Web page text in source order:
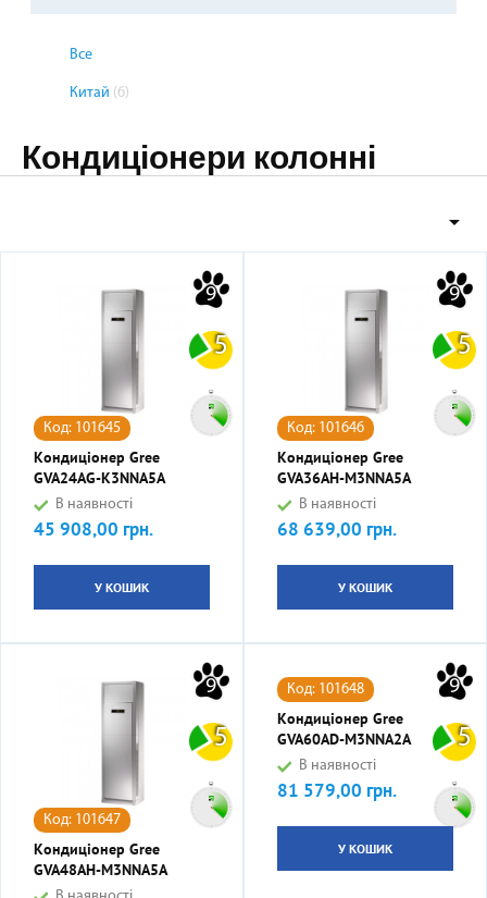
Все
Китай (6)
Кондиціонери колонні

9
5
Код: 101645
Кондиціонер Gree
GVA24AG-K3NNA5A
В наявності
Ціна
45 908,00 грн.
У КОШИК
9
5
Код: 101646
Кондиціонер Gree
GVA36AH-M3NNA5A
В наявності
Ціна
68 639,00 грн.
У КОШИК
9
5
Код: 101647
Кондиціонер Gree
GVA48AH-M3NNA5A
9
5
Код: 101648
Кондиціонер Gree
GVA60AD-M3NNA2A
В наявності
Ціна
81 579,00 грн.
У КОШИК